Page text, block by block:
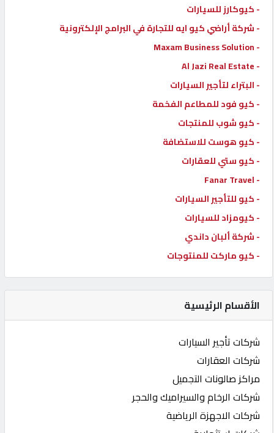
الدليل
القطري
POWERED
QHOST
- كيوكارز للسيارات
- شركة أراضي كيو ايه للتجارة في البرامج الإلكترونية
- Maxam Business Solution
- Al Jazi Real Estate
- البتراء لتأجير السيارات
- كيو فود للمطاعم الفخمة
- كيو شوب للمنتجات
- كيو هوست للاستضافة
- كيو ستي للعقارات
- Fanar Travel
- كيو للتأجير السيارات
- كيومزاد للسيارات
- شركة ألبان داندي
- كيو ماركت للمنتوجات
الأقسام الرئيسية
شركات تأجير السيارات
شركات العقارات
مراكز صالونات التجميل
شركات الرخام والسيراميك والحجر
شركات الاجهزة الرياضية